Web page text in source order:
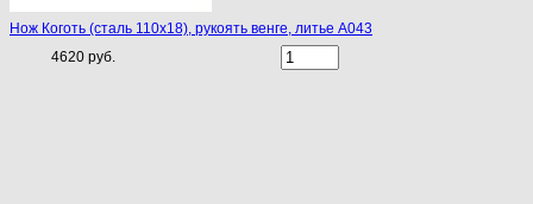
Нож Коготь (сталь 110х18), рукоять венге, литье A043
4620 руб.